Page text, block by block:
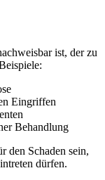
ist, der zu
Eingriffen
Behandlung
den Schaden sein,
dürfen.